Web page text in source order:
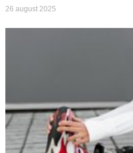
26 august 2025